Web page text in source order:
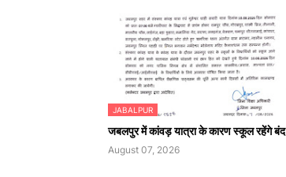
JABALPUR
जबलपुर में कांवड़ यात्रा के कारण स्कूल रहेंगे बंद
August 07, 2026